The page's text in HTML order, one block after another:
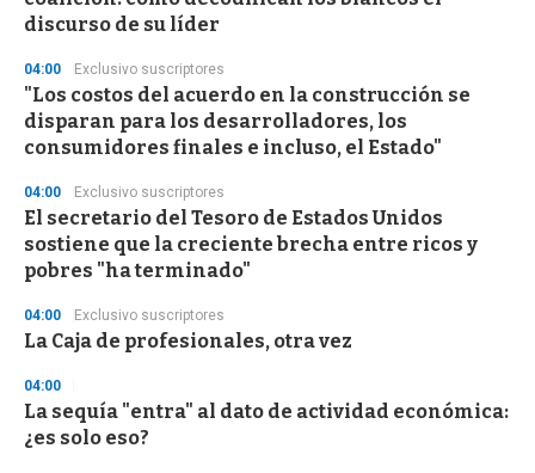
discurso de su líder
04:00 Exclusivo suscriptores
"Los costos del acuerdo en la construcción se
disparan para los desarrolladores, los
consumidores finales e incluso, el Estado"
04:00 Exclusivo suscriptores
El secretario del Tesoro de Estados Unidos
sostiene que la creciente brecha entre ricos y
pobres "ha terminado"
04:00 Exclusivo suscriptores
La Caja de profesionales, otra vez
04:00
La sequía "entra" al dato de actividad económica:
¿es solo eso?